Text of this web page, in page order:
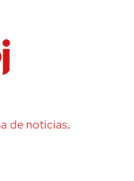
de noticias.